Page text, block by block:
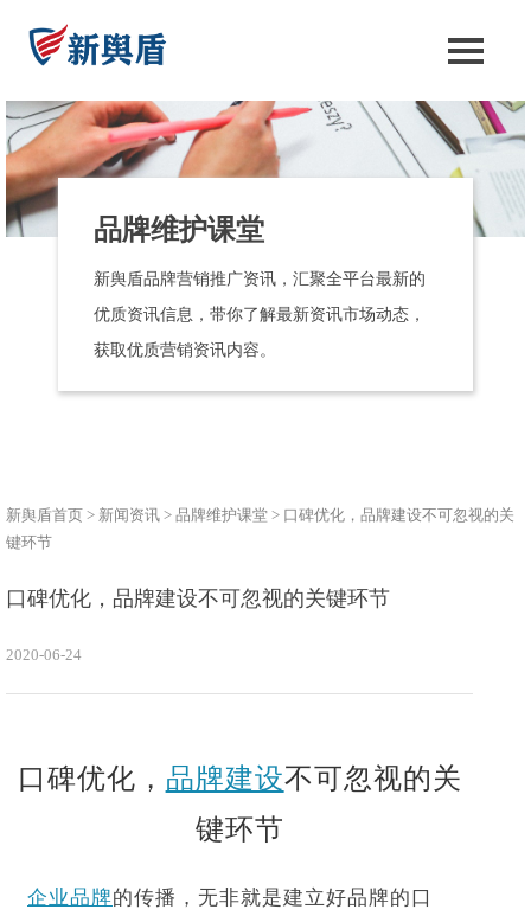
品牌维护课堂
新舆盾品牌营销推广资讯，汇聚全平台最新的
优质资讯信息，带你了解最新资讯市场动态，
获取优质营销资讯内容。
新舆盾首页 > 新闻资讯 > 品牌维护课堂 > 口碑优化，品牌建设不可忽视的关
键环节
口碑优化，品牌建设不可忽视的关键环节
2020-06-24
口碑优化， 品牌建设不可忽视的关
键环节
企业品牌的传播，无非就是建立好品牌的口